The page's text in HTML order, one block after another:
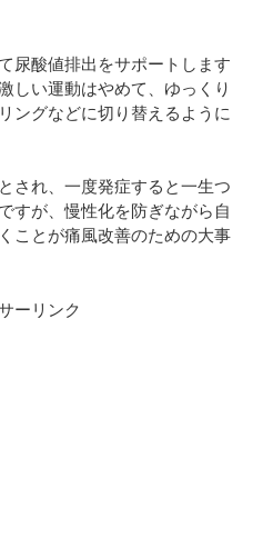
尿酸値排出をサポートします
しい運動はやめて、ゆっくり
ングなどに切り替えるように
され、一度発症すると一生つ
すが、慢性化を防ぎながら自
ことが痛風改善のための大事
ーリンク